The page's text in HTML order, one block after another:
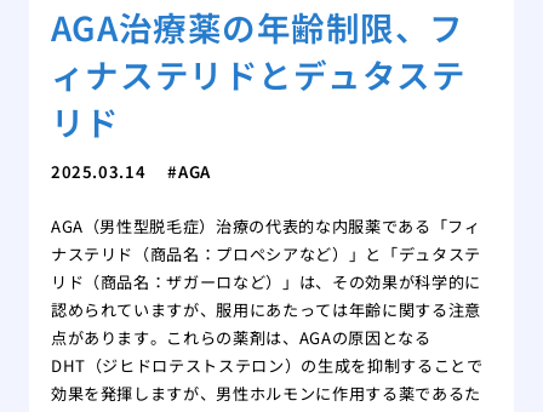
AGA治療薬の年齢制限、フ
ィナステリドとデュタステ
リド
2025.03.14 AGA
AGA（男性型脱毛症）治療の代表的な内服薬である「フィ
ナステリド（商品名：プロペシアなど）」と「デュタステ
リド（商品名：ザガーロなど）」は、その効果が科学的に
認められていますが、服用にあたっては年齢に関する注意
点があります。これらの薬剤は、AGAの原因となる
DHT（ジヒドロテストステロン）の生成を抑制することで
効果を発揮しますが、男性ホルモンに作用する薬であるた